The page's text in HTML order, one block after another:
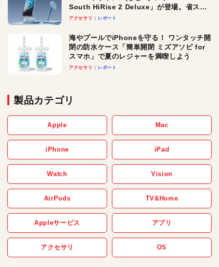
South HiRise 2 Deluxe」が登場。省スペ
ースでおしゃれに充電したい人にオスス
アクセサリ レポート
海やプールでiPhoneを守る！ ワンタッチ開
閉の防水ケース「簡単開閉 ミズアソビ for
スマホ」で夏のレジャーを満喫しよう
アクセサリ レポート
製品カテゴリ
Apple Mac
iPhone iPad
Watch Vision
AirPods TV&Home
Appleサービス アプリ
アクセサリ OS